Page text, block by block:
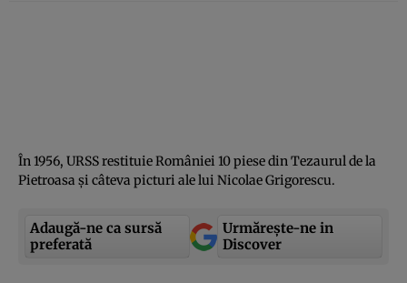
În 1956, URSS restituie României 10 piese din Tezaurul de la
Pietroasa şi câteva picturi ale lui Nicolae Grigorescu.
Adaugă-ne ca sursă
preferată
Urmărește-ne in
Discover